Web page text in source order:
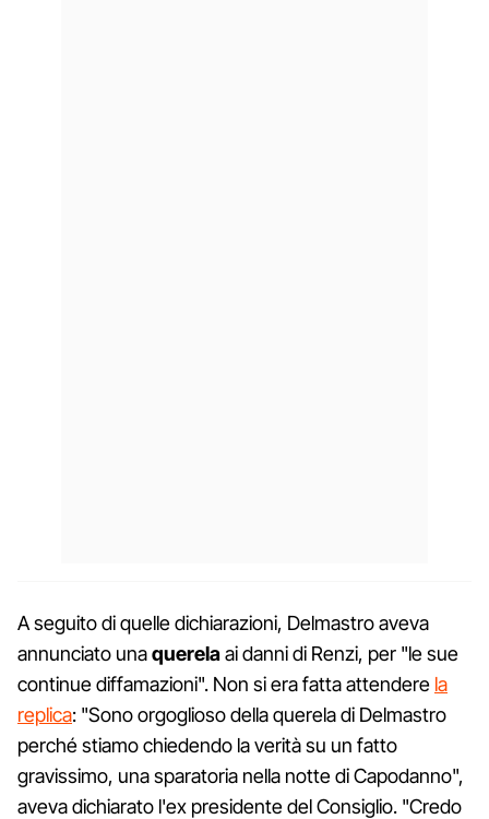
A seguito di quelle dichiarazioni, Delmastro aveva
annunciato unaquerelaai danni di Renzi, per "le sue
continue diffamazioni". Non si era fatta attendere la
replica: "Sono orgoglioso della querela di Delmastro
perché stiamo chiedendo la verità su un fatto
gravissimo, una sparatoria nella notte di Capodanno",
aveva dichiarato l'ex presidente del Consiglio. "Credo